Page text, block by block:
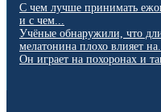
С чем лучше принимать
и с чем...
Учёные обнаружили, что
мелатонина плохо влияет на...
Он играет на похоронах и